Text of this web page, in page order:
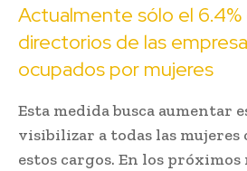
Actualmente sólo el 6.4%
directorios de las
ocupados por mujeres
Esta medida busca aumentar
visibilizar a todas las mujeres
estos cargos. En los próximos